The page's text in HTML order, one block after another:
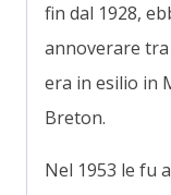
fin dal 1928,
annoverare
era in esilio in
Breton.
Nel 1953 le fu